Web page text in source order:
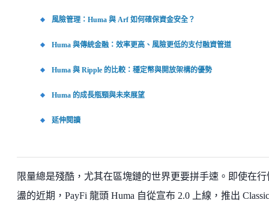
風險管理：Huma 與 Arf 如何確保資金安全？
Huma 與傳統金融：效率更高、風險更低的支付融資管道
Huma 與 Ripple 的比較：穩定幣與開放架構的優勢
Huma 的成長瓶頸與未來展望
延伸閱讀
限量總是殘酷，尤其在區塊鏈的世界更要拼手速。即使在行
盪的近期，PayFi 龍頭 Huma 自從宣布 2.0 上線，推出